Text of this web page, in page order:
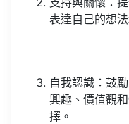
表達自己的想
自我認識：鼓
興趣、價值觀
擇。